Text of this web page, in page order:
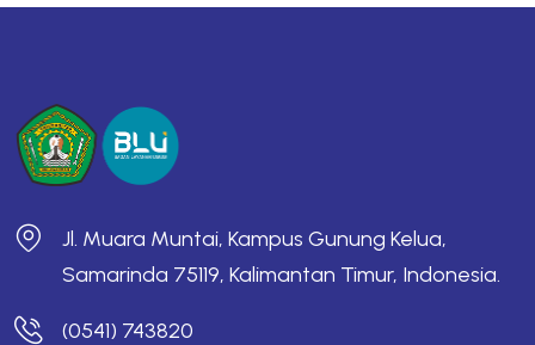
Jl. Muara Muntai, Kampus Gunung Kelua,
Samarinda 75119, Kalimantan Timur, Indonesia.
(0541) 743820